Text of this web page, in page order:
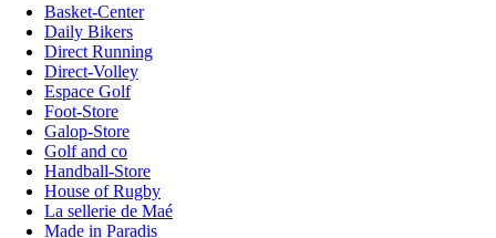
Basket-Center
Daily Bikers
Direct Running
Direct-Volley
Espace Golf
Foot-Store
Galop-Store
Golf and co
Handball-Store
House of Rugby
La sellerie de Maé
Made in Paradis